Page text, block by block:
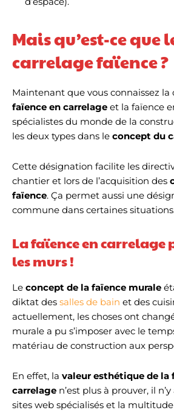
Mais qu’est-ce que
carrelage faïence ?
Maintenant que vous connaissez
faïence en carrelage et la faïence
spécialistes du monde de la
les deux types dans le concept du
Cette désignation facilite les
chantier et lors de l’acquisition des
faïence. Ça permet aussi une
commune dans certaines
La faïence en carrelage
les murs !
Le concept de la faïence murale
diktat des salles de bain et des
actuellement, les choses ont
murale a pu s’imposer avec le
matériau de construction aux
En effet, la valeur esthétique de la
carrelage n’est plus à prouver, il
sites web spécialisés et la